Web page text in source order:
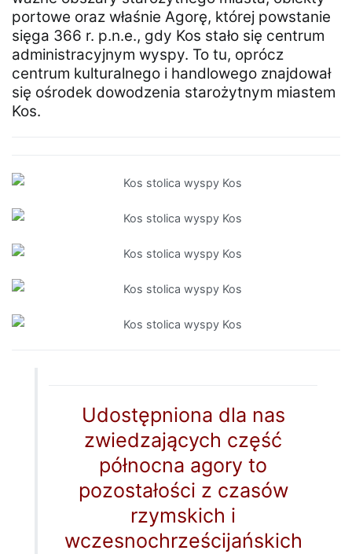
portowe oraz właśnie Agorę, której powstanie
sięga 366 r. p.n.e., gdy Kos stało się centrum
administracyjnym wyspy. To tu, oprócz
centrum kulturalnego i handlowego znajdował
się ośrodek dowodzenia starożytnym miastem
Kos.
Udostępniona dla nas
zwiedzających część
północna agory to
pozostałości z czasów
rzymskich i
wczesnochrześcijańskich